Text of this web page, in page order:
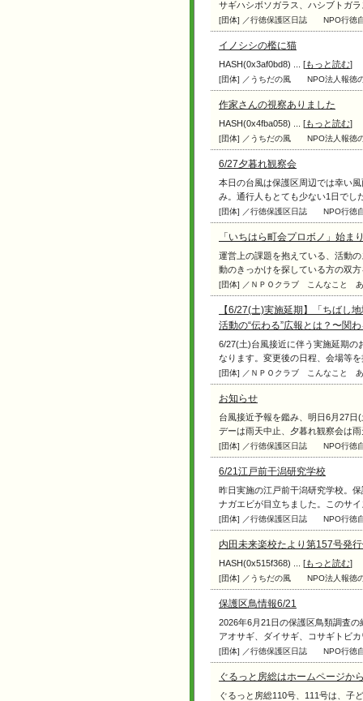
サギハシボソガラス、ハシブトガ
[団体] ／行徳保護区日誌 NPO行徳
イノシシの檻に猫
HASH(0x3af0bd8) ... [もっと読む]
[団体] ／うちだの風 NPO法人報
作家さんの視察ありました
HASH(0x4fba058) ... [もっと読む]
[団体] ／うちだの風 NPO法人報
6/27夕暮れ観察会
本日の台風は保護区周辺では幸い
み。通行人もとても少ない1日でし
[団体] ／行徳保護区日誌 NPO行徳
「いちはら町会プロボノ」始ま
運営上の課題を抱えている、活動
動のきっかけを探している方の双
[団体] ／ＮＰＯクラブ こんなこと
【6/27(土)実施延期】「ちばし
活動の“伝わる”広報とは？〜関
6/27(土)台風接近に伴う実施延期の
なります。変更後の日程、会場等
[団体] ／ＮＰＯクラブ こんなこと
お知らせ
台風接近予報を鑑み、明日6月27
デーは雨天中止、夕暮れ観察会は
[団体] ／行徳保護区日誌 NPO行徳
6/21江戸前干潟研究学校
昨日実施の江戸前干潟研究学校。
ナガエビが目立ちました。このサ
[団体] ／行徳保護区日誌 NPO行徳
内田未来楽校たより第157号発
HASH(0x515f368) ... [もっと読む]
[団体] ／うちだの風 NPO法人報
保護区鳥情報6/21
2026年6月21日の保護区鳥類調査
アオサギ、ダイサギ、コサギトビ
[団体] ／行徳保護区日誌 NPO行徳
ぐるっと房総はホームページか
ぐるっと房総110号、111号は、子